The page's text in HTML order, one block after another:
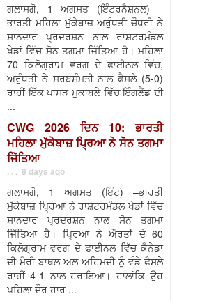
ਗਲਾਸਗੋ, 1 ਅਗਸਤ (ਇੰਟਰਨੈਸ਼ਨਲ) –
ਭਾਰਤੀ ਮਹਿਲਾ ਮੁੱਕੇਬਾਜ਼ ਅਰੁੰਧਤੀ ਚੌਧਰੀ ਨੇ
ਸ਼ਾਨਦਾਰ ਪ੍ਰਦਰਸ਼ਨ ਨਾਲ ਰਾਸ਼ਟਰਮੰਡਲ
ਖੇਡਾਂ ਵਿੱਚ ਸੋਨ ਤਗਮਾ ਜਿੱਤਿਆ ਹੈ। ਮਹਿਲਾ
70 ਕਿਲੋਗ੍ਰਾਮ ਵਰਗ ਦੇ ਫਾਈਨਲ ਵਿੱਚ,
ਅਰੁੰਧਤੀ ਨੇ ਸਰਬਸੰਮਤੀ ਨਾਲ ਫੈਸਲੇ (5-0)
ਰਾਹੀਂ ਇੱਕ ਪਾਸੜ ਮੁਕਾਬਲੇ ਵਿੱਚ ਇੰਗਲੈਂਡ ਦੀ
...
CWG 2026 ਦਿਨ 10: ਭਾਰਤੀ
ਮਹਿਲਾ ਮੁੱਕੇਬਾਜ਼ ਪ੍ਰਿਆ ਨੇ ਸੋਨ ਤਗਮਾ
ਜਿੱਤਿਆ
. . . 8 days ago
ਗਲਾਸਗੋ, 1 ਅਗਸਤ (ਇੰਟ) –ਭਾਰਤੀ
ਮੁੱਕੇਬਾਜ਼ ਪ੍ਰਿਆ ਨੇ ਰਾਸ਼ਟਰਮੰਡਲ ਖੇਡਾਂ ਵਿੱਚ
ਸ਼ਾਨਦਾਰ ਪ੍ਰਦਰਸ਼ਨ ਨਾਲ ਸੋਨ ਤਗਮਾ
ਜਿੱਤਿਆ ਹੈ। ਪ੍ਰਿਆ ਨੇ ਔਰਤਾਂ ਦੇ 60
ਕਿਲੋਗ੍ਰਾਮ ਵਰਗ ਦੇ ਫਾਈਨਲ ਵਿੱਚ ਕੈਨੇਡਾ
ਦੀ ਮੈਰੀ ਬਾਥਲ ਅਲ-ਅਹਿਮਦੀ ਨੂੰ ਵੰਡੇ ਫੈਸਲੇ
ਰਾਹੀਂ 4-1 ਨਾਲ ਹਰਾਇਆ। ਹਾਲਾਂਕਿ ਉਹ
ਪਹਿਲਾ ਦੌਰ ਹਾਰ ...